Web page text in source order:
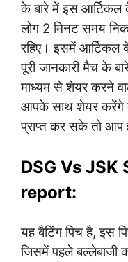
के बारे में इस आर्टिकल
लोग 2 मिनट समय
रहिए। इसमें आर्टिकल
पूरी जानकारी मैच के
माध्यम से शेयर करने
आपके साथ शेयर करेंगे
प्राप्त कर सके तो आप
DSG Vs
report:
यह बैटिंग पिच है, इस
जिसमें पहले बल्लेबाजी